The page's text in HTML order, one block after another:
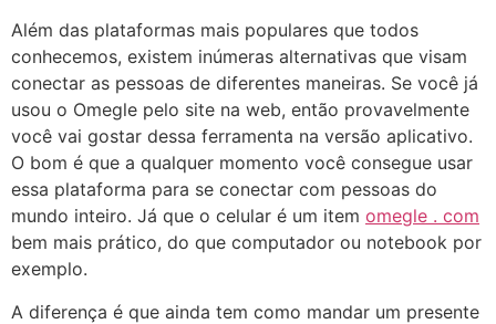
Além das plataformas mais populares que todos
conhecemos, existem inúmeras alternativas que visam
conectar as pessoas de diferentes maneiras. Se você já
usou o Omegle pelo site na web, então provavelmente
você vai gostar dessa ferramenta na versão aplicativo.
O bom é que a qualquer momento você consegue usar
essa plataforma para se conectar com pessoas do
mundo inteiro. Já que o celular é um item omegle . com
bem mais prático, do que computador ou notebook por
exemplo.
A diferença é que ainda tem como mandar um presente